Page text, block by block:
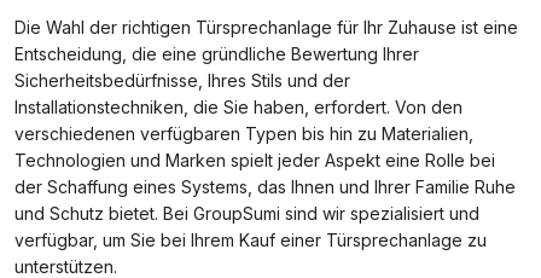
Die Wahl der richtigen Türsprechanlage für Ihr Zuhause ist eine
Entscheidung, die eine gründliche Bewertung Ihrer
Sicherheitsbedürfnisse, Ihres Stils und der
Installationstechniken, die Sie haben, erfordert. Von den
verschiedenen verfügbaren Typen bis hin zu Materialien,
Technologien und Marken spielt jeder Aspekt eine Rolle bei
der Schaffung eines Systems, das Ihnen und Ihrer Familie Ruhe
und Schutz bietet. Bei GroupSumi sind wir spezialisiert und
verfügbar, um Sie bei Ihrem Kauf einer Türsprechanlage zu
unterstützen.